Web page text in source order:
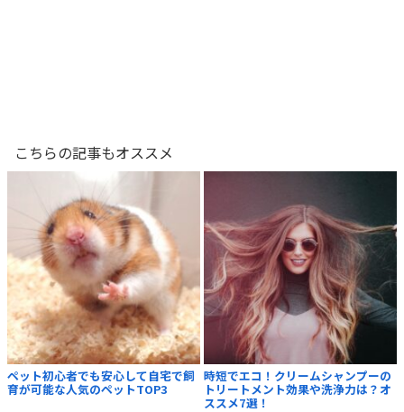
こちらの記事もオススメ
ペット初心者でも安心して自宅で飼
育が可能な人気のペットTOP3
時短でエコ！クリームシャンプーの
トリートメント効果や洗浄力は？オ
ススメ7選！